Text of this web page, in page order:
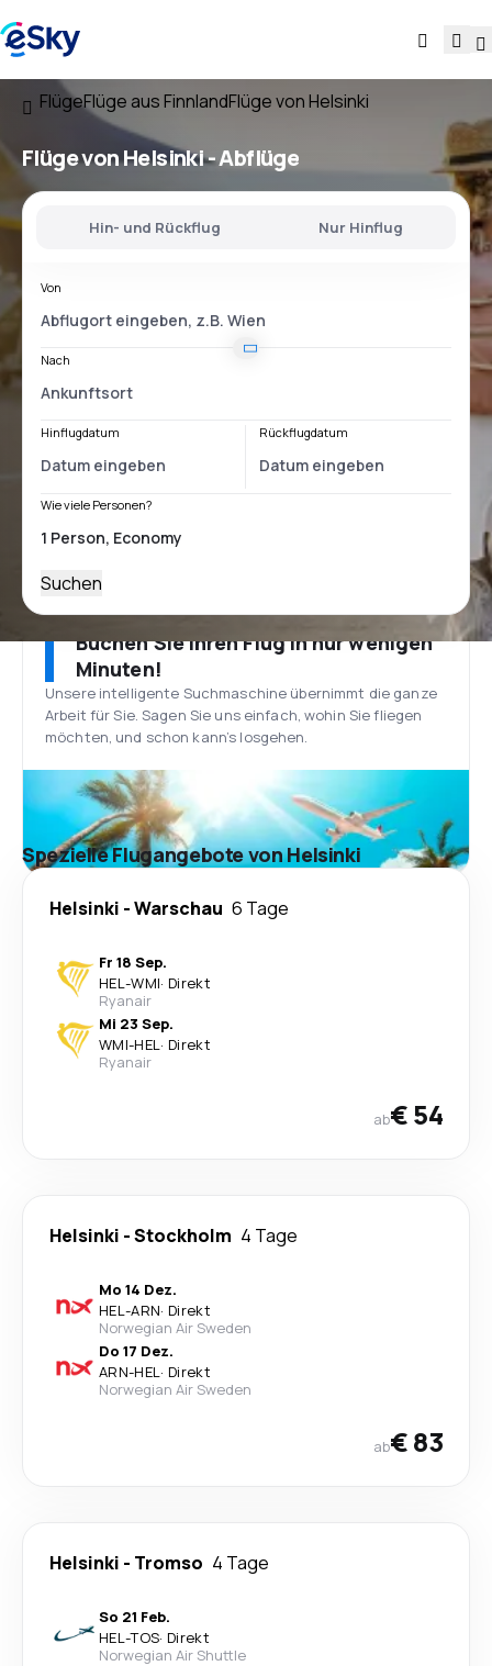
FlügeFlüge aus FinnlandFlüge von Helsinki
Flügevon Helsinki- Abflüge
Hin- und Rückflug Nur Hinflug
Von
Nach
Hinflugdatum Rückflugdatum
Wie viele Personen?
Suchen
Buchen Sie Ihren Flug in nur wenigen
Minuten!
Unsere intelligente Suchmaschine übernimmt die ganze
Arbeit für Sie. Sagen Sie uns einfach, wohin Sie fliegen
möchten, und schon kann’s losgehen.
Spezielle Flugangebote von Helsinki
Helsinki -Warschau 6 Tage
Fr 18 Sep.
HEL-WMI· Direkt
Ryanair
Mi 23 Sep.
WMI-HEL· Direkt
Ryanair
ab€ 54
Helsinki -Stockholm 4 Tage
Mo 14 Dez.
HEL-ARN· Direkt
Norwegian Air Sweden
Do 17 Dez.
ARN-HEL· Direkt
Norwegian Air Sweden
ab€ 83
Helsinki - Tromso 4 Tage
So 21 Feb.
HEL-TOS· Direkt
Norwegian Air Shuttle